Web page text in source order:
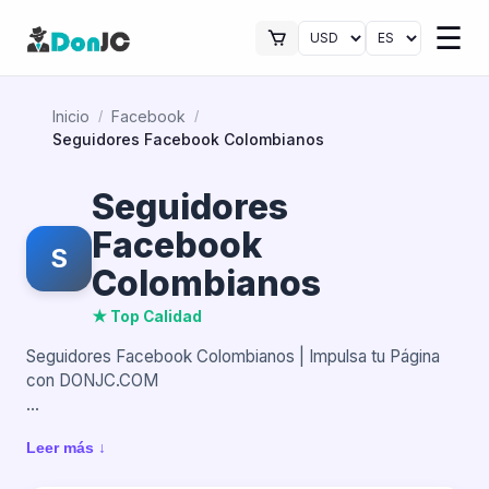
☰
Inicio / Facebook /
Seguidores Facebook Colombianos
S
Seguidores
Facebook
Colombianos
★ Top Calidad
Seguidores Facebook Colombianos | Impulsa tu Página
con DONJC.COM
publicar contenido: necesitas una comunidad que
Leer más ↓